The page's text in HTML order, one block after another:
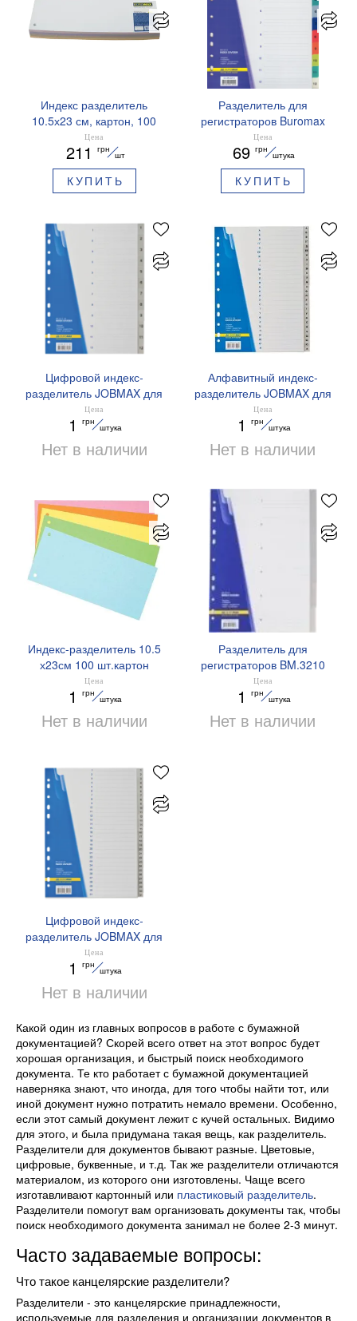
Индекс разделитель
10.5х23 см, картон, 100
штук, ассорти BUROMAX
BM.3220-99
Цена
211 грн
шт
КУПИТЬ
Разделитель для
регистраторов Buromax
А4, 1-12 цифр, цветные,
BM.3212
Цена
69 грн
штука
КУПИТЬ
Цифровой индекс-
разделитель JOBMAX для
реестр.12 поз серый
BM.3212-09 Buromax
Цена
1 грн
штука
Нет в наличии
Алфавитный индекс-
разделитель JOBMAX для
регистратора А-Я 28
позиций серый BM.3214-
Цена
1 грн
штука
Нет в наличии
Индекс-разделитель 10.5
х23см 100 шт.картон
BM.3220 Buromax
Цена
1 грн
штука
Нет в наличии
Разделитель для
регистраторов BM.3210
Цена
1 грн
штука
Нет в наличии
Цифровой индекс-
разделитель JOBMAX для
регистратора 31 поз
серый BM.3216-09
Цена
1 грн
штука
Нет в наличии
Какой один из главных вопросов в работе с бумажной
документацией? Скорей всего ответ на этот вопрос будет
хорошая организация, и быстрый поиск необходимого
документа. Те кто работает с бумажной документацией
наверняка знают, что иногда, для того чтобы найти тот, или
иной документ нужно потратить немало времени. Особенно,
если этот самый документ лежит с кучей остальных. Видимо
для этого, и была придумана такая вещь, как разделитель.
Разделители для документов бывают разные. Цветовые,
цифровые, буквенные, и т.д. Так же разделители отличаются
материалом, из которого они изготовлены. Чаще всего
изготавливают картонный или пластиковый разделитель.
Разделители помогут вам организовать документы так, чтобы
поиск необходимого документа занимал не более 2-3 минут.
Часто задаваемые вопросы:
Что такое канцелярские разделители?
Разделители - это канцелярские принадлежности,
используемые для разделения и организации документов в